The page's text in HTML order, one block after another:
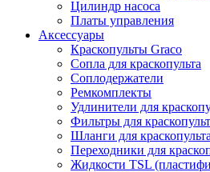
Цилиндр насоса
Платы управления
Аксессуары
Краскопульты Graco
Сопла для краскопульта
Соплодержатели
Ремкомплекты
Удлинители для
Фильтры для
Шланги для краскопульта
Переходники для
Жидкости TSL